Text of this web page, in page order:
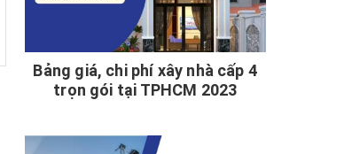
Bảng giá, chi phí xây nhà cấp 4
trọn gói tại TPHCM 2023